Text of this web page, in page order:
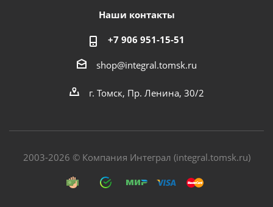
Наши контакты
+7 906 951-15-51
shop@integral.tomsk.ru
г. Томск, Пр. Ленина, 30/2
2003-2026 © Компания Интеграл (integral.tomsk.ru)